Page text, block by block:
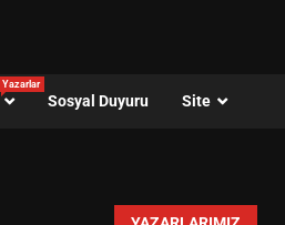
Yazarlar
Sosyal Duyuru Site